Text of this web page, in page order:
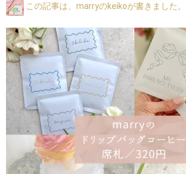
この記事は、marryのkeikoが書きました。